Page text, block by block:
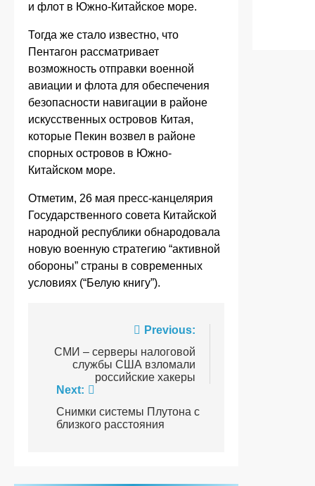
и флот в Южно-Китайское море.
Тогда же стало известно, что
Пентагон рассматривает
возможность отправки военной
авиации и флота для обеспечения
безопасности навигации в районе
искусственных островов Китая,
которые Пекин возвел в районе
спорных островов в Южно-
Китайском море.
Отметим, 26 мая пресс-канцелярия
Государственного совета Китайской
народной республики обнародовала
новую военную стратегию “активной
обороны” страны в современных
условиях (“Белую книгу”).
записів
Previous:
СМИ – серверы налоговой
службы США взломали
российские хакеры
Next:
Cнимки системы Плутона с
близкого расстояния